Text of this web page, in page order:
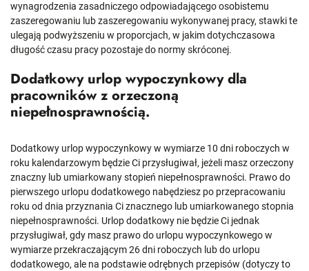
wynagrodzenia zasadniczego odpowiadającego osobistemu
zaszeregowaniu lub zaszeregowaniu wykonywanej pracy, stawki te
ulegają podwyższeniu w proporcjach, w jakim dotychczasowa
długość czasu pracy pozostaje do normy skróconej.
Dodatkowy urlop wypoczynkowy dla
pracowników z orzeczoną
niepełnosprawnością.
Dodatkowy urlop wypoczynkowy w wymiarze 10 dni roboczych w
roku kalendarzowym będzie Ci przysługiwał, jeżeli masz orzeczony
znaczny lub umiarkowany stopień niepełnosprawności. Prawo do
pierwszego urlopu dodatkowego nabędziesz po przepracowaniu
roku od dnia przyznania Ci znacznego lub umiarkowanego stopnia
niepełnosprawności. Urlop dodatkowy nie będzie Ci jednak
przysługiwał, gdy masz prawo do urlopu wypoczynkowego w
wymiarze przekraczającym 26 dni roboczych lub do urlopu
dodatkowego, ale na podstawie odrębnych przepisów (dotyczy to